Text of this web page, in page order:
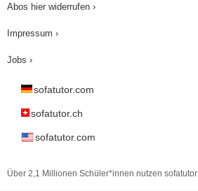
Abos hier widerrufen ›
Impressum ›
Jobs ›
sofatutor.com
sofatutor.ch
sofatutor.com
Über 2,1 Millionen Schüler*innen nutzen sofatutor